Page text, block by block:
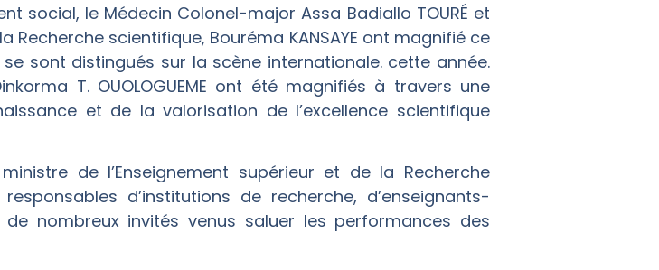
social, le Médecin Colonel-major Assa Badiallo TOURÉ et
Recherche scientifique, Bouréma KANSAYE ont magnifié ce
sont distingués sur la scène internationale. cette année.
T. OUOLOGUEME ont été magnifiés à travers une
et de la valorisation de l’excellence scientifique
de l’Enseignement supérieur et de la Recherche
d’institutions de recherche, d’enseignants-
nombreux invités venus saluer les performances des